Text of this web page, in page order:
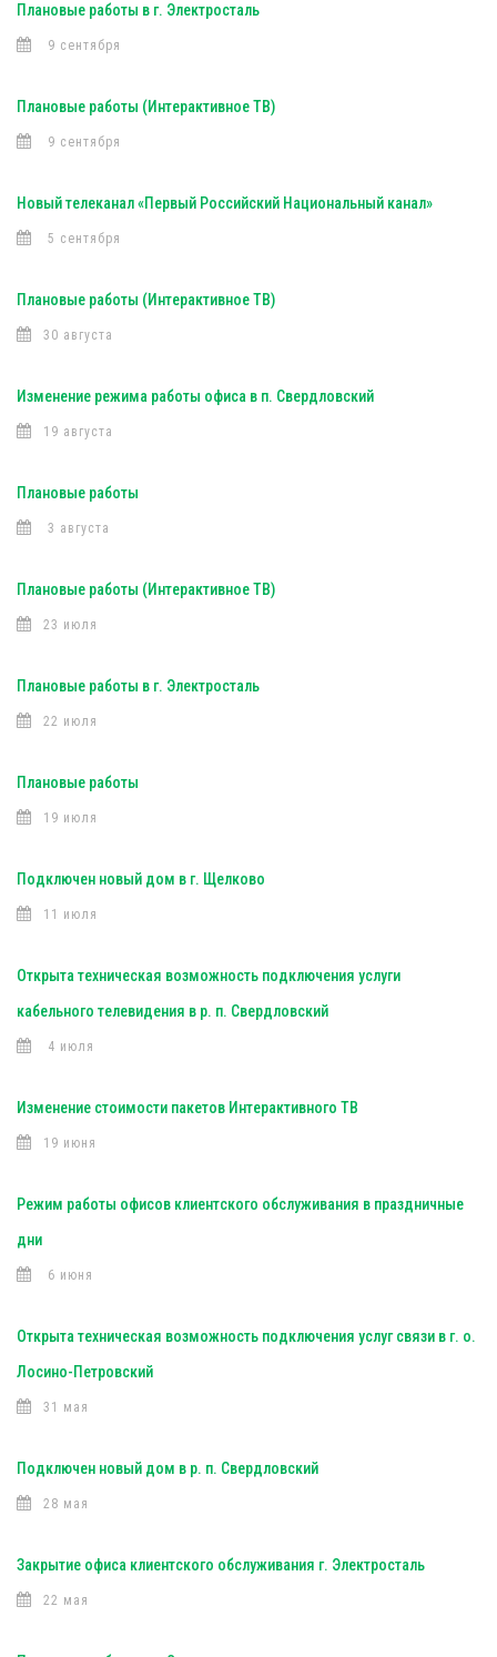
Плановые работы в г. Электросталь
9 сентября
Плановые работы (Интерактивное ТВ)
9 сентября
Новый телеканал «Первый Российский Национальный канал»
5 сентября
Плановые работы (Интерактивное ТВ)
30 августа
Изменение режима работы офиса в п. Свердловский
19 августа
Плановые работы
3 августа
Плановые работы (Интерактивное ТВ)
23 июля
Плановые работы в г. Электросталь
22 июля
Плановые работы
19 июля
Подключен новый дом в г. Щелково
11 июля
Открыта техническая возможность подключения услуги
кабельного телевидения в р. п. Свердловский
4 июля
Изменение стоимости пакетов Интерактивного ТВ
19 июня
Режим работы офисов клиентского обслуживания в праздничные
дни
6 июня
Открыта техническая возможность подключения услуг связи в г. о.
Лосино-Петровский
31 мая
Подключен новый дом в р. п. Свердловский
28 мая
Закрытие офиса клиентского обслуживания г. Электросталь
22 мая